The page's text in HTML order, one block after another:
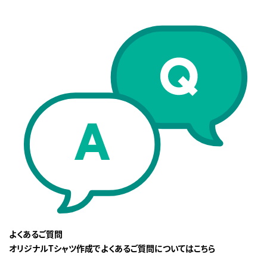
よくあるご質問
オリジナルTシャツ作成でよくあるご質問についてはこちら